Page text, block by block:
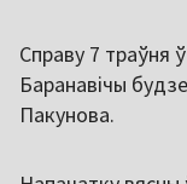
Справу 7 траўня
Баранавічы
Пакунова.